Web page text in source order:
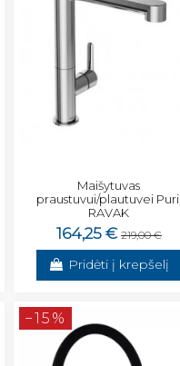
Maišytuvas
praustuvui/plautuvei Puri,
RAVAK
164,25 € 219,00 €
Pridėti į krepšelį
−15%